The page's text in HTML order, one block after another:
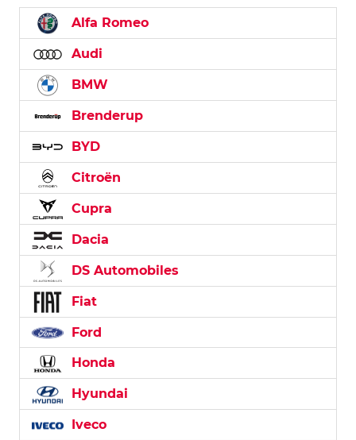
Alfa Romeo
Audi
BMW
Brenderup
BYD
Citroën
Cupra
Dacia
DS Automobiles
Fiat
Ford
Honda
Hyundai
Iveco